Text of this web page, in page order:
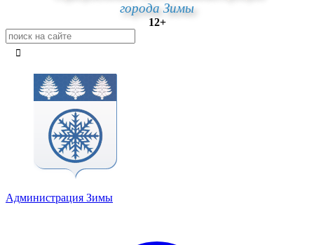
города Зимы
12+
Администрация Зимы